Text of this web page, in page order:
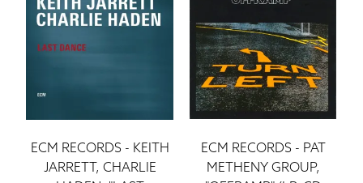
ECM RECORDS - KEITH
JARRETT, CHARLIE
ECM RECORDS - PAT
METHENY GROUP,